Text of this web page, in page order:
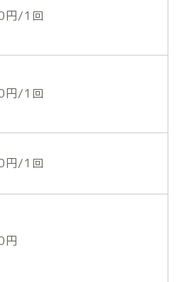
円/1回
円/1回
円/1回
円